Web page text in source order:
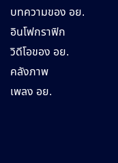
บทความของ อย.
อินโฟกราฟิก
วิดีโอของ อย.
คลังภาพ
เพลง อย.